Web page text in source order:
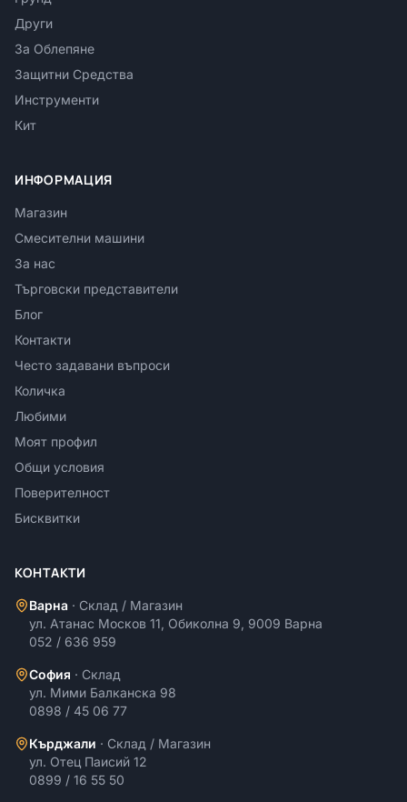
Други
За Облепяне
Защитни Средства
Инструменти
Кит
ИНФОРМАЦИЯ
Магазин
Смесителни машини
За нас
Търговски представители
Блог
Контакти
Често задавани въпроси
Количка
Любими
Моят профил
Общи условия
Поверителност
Бисквитки
КОНТАКТИ
Варна · Склад / Магазин
ул. Атанас Москов 11, Обиколна 9, 9009 Варна
052 / 636 959
София · Склад
ул. Мими Балканска 98
0898 / 45 06 77
Кърджали · Склад / Магазин
ул. Отец Паисий 12
0899 / 16 55 50